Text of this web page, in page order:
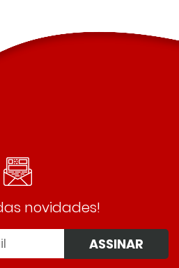
novidades!
ASSINAR